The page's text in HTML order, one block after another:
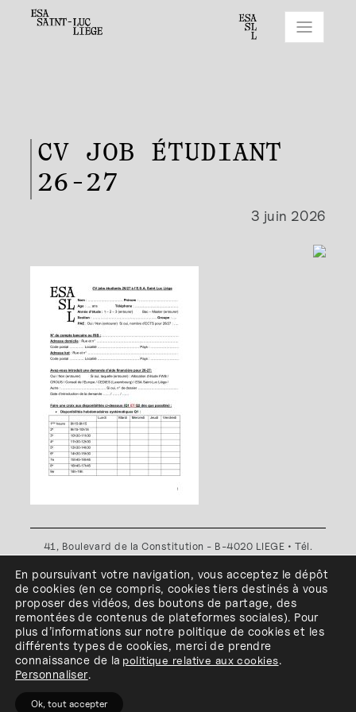
CV JOB ÉTUDIANT
26-27
3 juin 2026
41, Boulevard de la Constitution - B-4020 LIEGE • Tél.
Plan d'accès•Politique de confidentialité•Politique de
cookies•Conditions générales
l'ESA Saint-Luc Liège est membre du
En poursuivant votre navigation, vous acceptez le dépôt
de cookies (en ce compris, cookiestiers destinés à vous
proposer des vidéos, des boutons de partage, des
remontées de contenus de plateformes sociales). Pour
plus d’informations sur notre politique de cookies et les
différents types de cookies, merci de prendre
connaissance de la politique relative aux cookies.
Personnaliser.
Ok, tout accepter